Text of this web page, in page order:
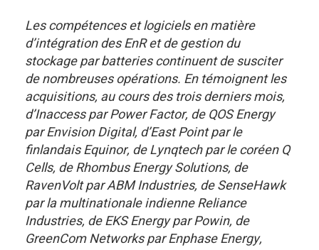
Les compétences et logiciels en matière
d’intégration des EnR et de gestion du
stockage par batteries continuent de susciter
de nombreuses opérations. En témoignent les
acquisitions, au cours des trois derniers mois,
d’Inaccess par Power Factor, de QOS Energy
par Envision Digital, d’East Point par le
finlandais Equinor, de Lynqtech par lecoréen Q
Cells, deRhombus Energy Solutions, de
RavenVolt par ABM Industries, de SenseHawk
par la multinationale indienne Reliance
Industries, de EKS Energy par Powin, de
GreenCom Networks par Enphase Energy,